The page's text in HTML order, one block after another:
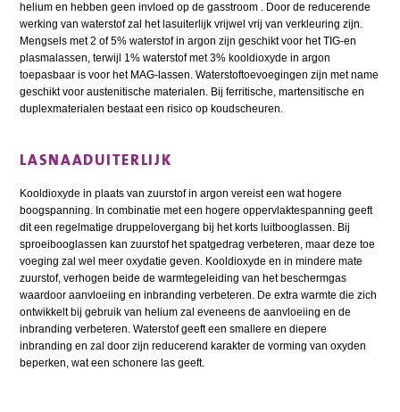
helium en hebben geen invloed op de gasstroom . Door de reducerende
werking van waterstof zal het lasuiterlijk vrijwel vrij van verkleuring zijn.
Mengsels met 2 of 5% waterstof in argon zijn geschikt voor het TIG-en
plasmalassen, terwijl 1% waterstof met 3% kooldioxyde in argon
toepasbaar is voor het MAG-lassen. Waterstoftoevoegingen zijn met name
geschikt voor austenitische materialen. Bij ferritische, martensitische en
duplexmaterialen bestaat een risico op koudscheuren.
LASNAADUITERLIJK
Kooldioxyde in plaats van zuurstof in argon vereist een wat hogere
boogspanning. In combinatie met een hogere oppervlaktespanning geeft
dit een regelmatige druppelovergang bij het korts luitbooglassen. Bij
sproeibooglassen kan zuurstof het spatgedrag verbeteren, maar deze toe
voeging zal wel meer oxydatie geven. Kooldioxyde en in mindere mate
zuurstof, verhogen beide de warmtegeleiding van het beschermgas
waardoor aanvloeiing en inbranding verbeteren. De extra warmte die zich
ontwikkelt bij gebruik van helium zal eveneens de aanvloeiing en de
inbranding verbeteren. Waterstof geeft een smallere en diepere
inbranding en zal door zijn reducerend karakter de vorming van oxyden
beperken, wat een schonere las geeft.